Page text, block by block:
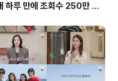
하루 만에 조회수 250만 돌